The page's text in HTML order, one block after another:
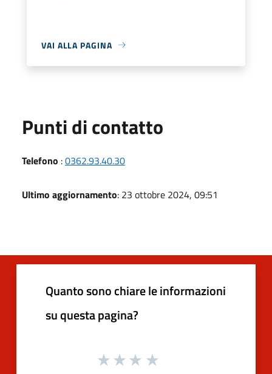
VAI ALLA PAGINA
Punti di contatto
Telefono :0362.93.40.30
Ultimo aggiornamento: 23 ottobre 2024, 09:51
Quanto sono chiare le informazioni
su questa pagina?